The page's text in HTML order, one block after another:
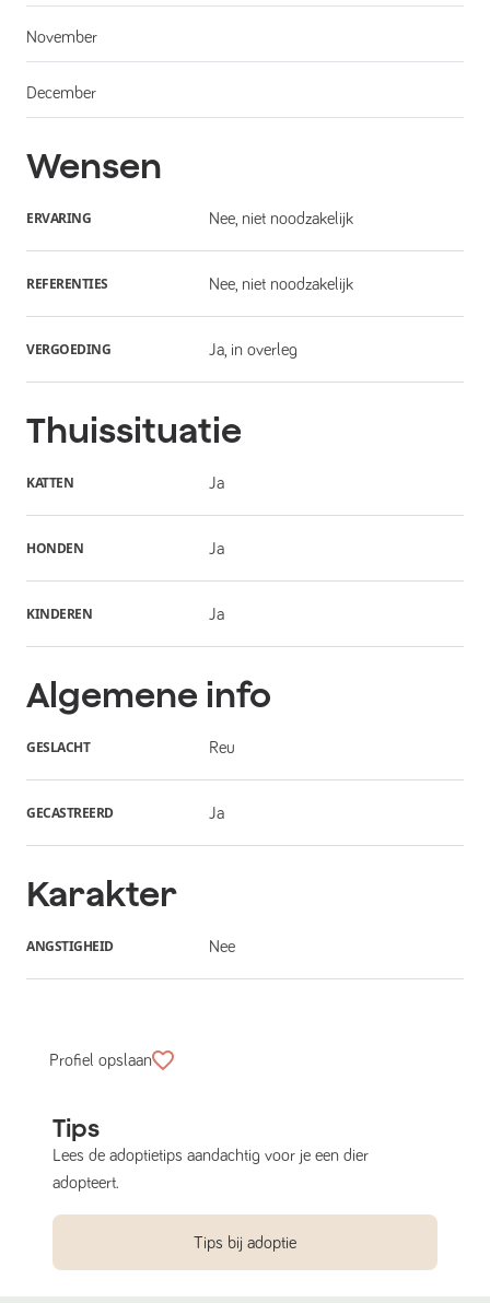
November
December
Wensen
ERVARING Nee, niet noodzakelijk
REFERENTIES Nee, niet noodzakelijk
VERGOEDING Ja, in overleg
Thuissituatie
KATTEN Ja
HONDEN Ja
KINDEREN Ja
Algemene info
GESLACHT Reu
GECASTREERD Ja
Karakter
ANGSTIGHEID Nee
Profiel opslaan
Tips
Lees de adoptietips aandachtig voor je een dier
adopteert.
Tips bij adoptie